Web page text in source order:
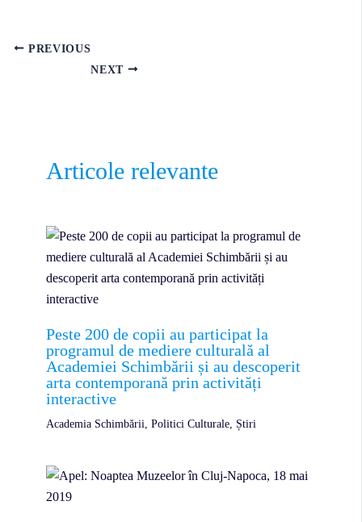
PREVIOUS
NEXT
Articole relevante
Peste 200 de copii au participat la
programul de mediere culturală al
Academiei Schimbării și au descoperit
arta contemporană prin activități
interactive
Academia Schimbării Politici Culturale, Știri